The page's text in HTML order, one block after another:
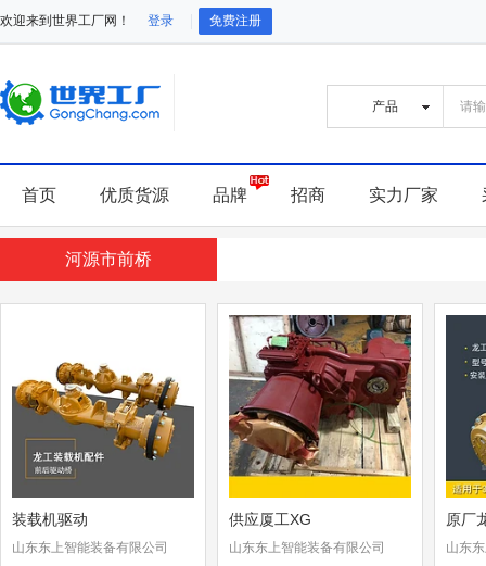
欢迎来到世界工厂网！ 登录 免费注册
首页 优质货源 品牌 招商 实力厂家
河源市前桥
装载机驱动
山东东上智能装备有限公司
供应厦工XG
山东东上智能装备有限公司
原厂
山东